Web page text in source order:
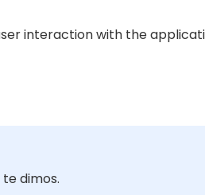
interaction with the
dimos.